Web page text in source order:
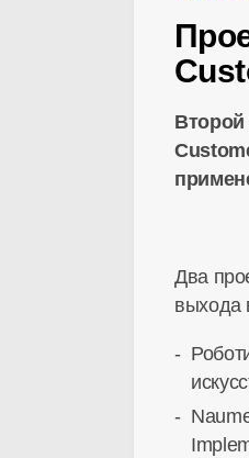
Второй
Два
выхода